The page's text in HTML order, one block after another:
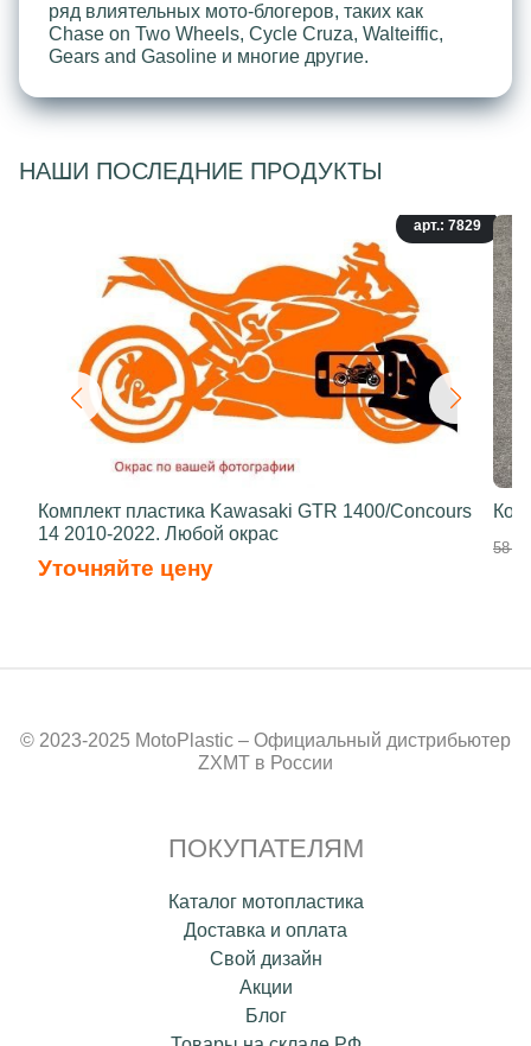
ряд влиятельных мото-блогеров, таких как
Chase on Two Wheels, Cycle Cruza, Walteiffic,
Gears and Gasoline и многие другие.
НАШИ ПОСЛЕДНИЕ ПРОДУКТЫ
арт.: 7829
Комплект пластика Kawasaki GTR 1400/Concours
14 2010-2022. Любой окрас
Уточняйте цену
58
© 2023-2025 MotoPlastic – Официальный дистрибьютер
ZXMT в России
ПОКУПАТЕЛЯМ
Каталог мотопластика
Доставка и оплата
Свой дизайн
Акции
Блог